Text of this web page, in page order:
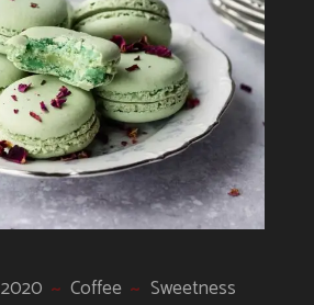
Coffee Sweetness